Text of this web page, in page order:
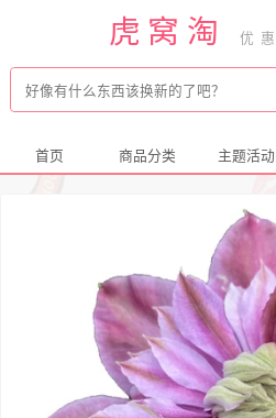
虎窝淘
首页 商品分类 主题活动